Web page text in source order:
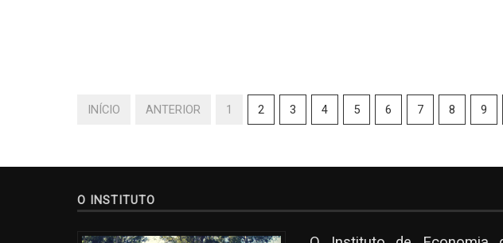
INÍCIO ANTERIOR 1 2 3 4 5 6 7 8 9
O INSTITUTO